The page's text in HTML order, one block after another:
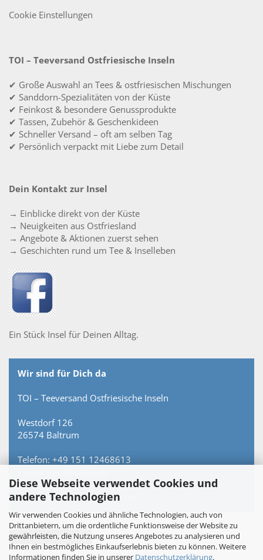
Diese Webseite verwendet Cookies und
andere Technologien
Wir verwenden Cookies und ähnliche Technologien, auch von
Drittanbietern, um die ordentliche Funktionsweise der Website zu
gewährleisten, die Nutzung unseres Angebotes zu analysieren und
Ihnen ein bestmögliches Einkaufserlebnis bieten zu können. Weitere
Informationen finden Sie in unserer Datenschutzerklärung.
Cookie Einstellungen
TOI – Teeversand Ostfriesische Inseln
✔ Große Auswahl an Tees & ostfriesischen Mischungen
✔ Sanddorn-Spezialitäten von der Küste
✔ Feinkost & besondere Genussprodukte
✔ Tassen, Zubehör & Geschenkideen
✔ Schneller Versand – oft am selben Tag
✔ Persönlich verpackt mit Liebe zum Detail
Dein Kontakt zur Insel
→ Einblicke direkt von der Küste
→ Neuigkeiten aus Ostfriesland
→ Angebote & Aktionen zuerst sehen
→ Geschichten rund um Tee & Inselleben
Ein Stück Insel für Deinen Alltag.
Wir sind für Dich da
TOI – Teeversand Ostfriesische Inseln
Westdorf 126
26574 Baltrum
Telefon: +49 151 12468613
Persönlich erreichbar – keine Hotline.
Vertrag widerrufen